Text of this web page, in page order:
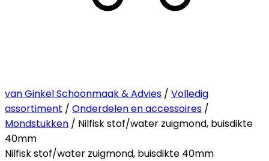
van Ginkel Schoonmaak & Advies / Volledig
assortiment / Onderdelen en accessoires /
Mondstukken / Nilfisk stof/water zuigmond, buisdikte
40mm
Nilfisk stof/water zuigmond, buisdikte 40mm